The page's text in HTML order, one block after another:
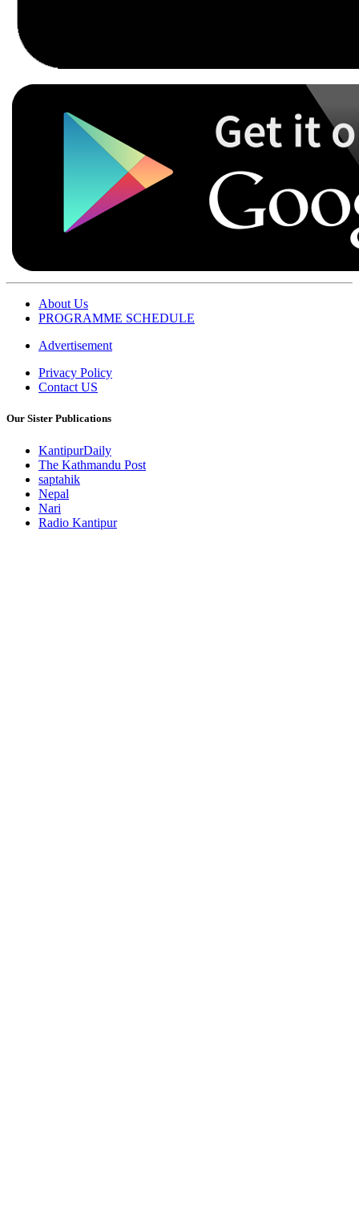
About Us
PROGRAMME SCHEDULE
Advertisement
Privacy Policy
Contact US
Our Sister Publications
KantipurDaily
The Kathmandu Post
saptahik
Nepal
Nari
Radio Kantipur